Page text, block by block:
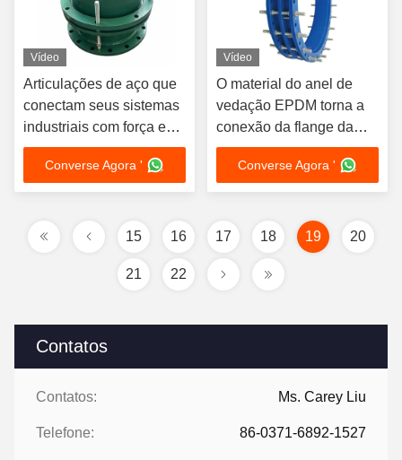
Contatos
Contatos: Ms. Carey Liu
Telefone: 86-0371-6892-1527
Vídeo
Articulações de aço que
conectam seus sistemas
industriais com força e
eficiência
Converse Agora '
Vídeo
O material do anel de
vedação EPDM torna a
conexão da flange da
articulação de aço mais
segura para a bomba
Converse Agora '
15 16 17 18 19 20
21 22